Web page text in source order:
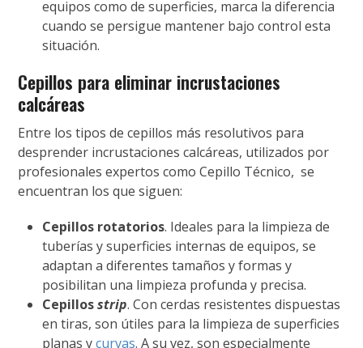
equipos como de superficies, marca la diferencia
cuando se persigue mantener bajo control esta
situación.
Cepillos para eliminar incrustaciones
calcáreas
Entre los tipos de cepillos más resolutivos para
desprender incrustaciones calcáreas, utilizados por
profesionales expertos como Cepillo Técnico, se
encuentran los que siguen:
Cepillos rotatorios. Ideales para la limpieza de
tuberías y superficies internas de equipos, se
adaptan a diferentes tamaños y formas y
posibilitan una limpieza profunda y precisa.
Cepillosstrip. Con cerdas resistentes dispuestas
en tiras, son útiles para la limpieza de superficies
planas ycurvas. A su vez, son especialmente